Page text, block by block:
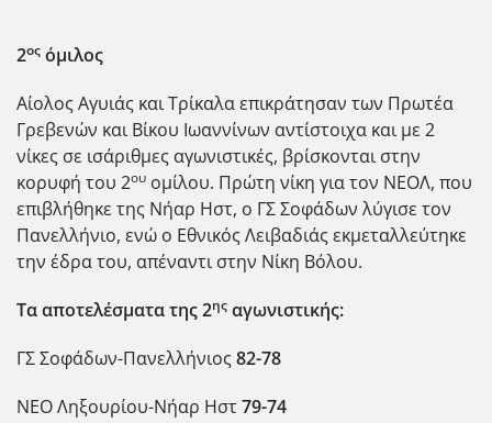
2ος όμιλος
Αίολος Αγυιάς και Τρίκαλα επικράτησαν των Πρωτέα
Γρεβενών και Βίκου Ιωαννίνων αντίστοιχα και με 2
νίκες σε ισάριθμες αγωνιστικές, βρίσκονται στην
κορυφή του 2ου ομίλου. Πρώτη νίκη για τον ΝΕΟΛ, που
επιβλήθηκε της Νήαρ Ηστ, ο ΓΣ Σοφάδων λύγισε τον
Πανελλήνιο, ενώ ο Εθνικός Λειβαδιάς εκμεταλλεύτηκε
την έδρα του, απέναντι στην Νίκη Βόλου.
Τα αποτελέσματα της 2ης αγωνιστικής:
ΓΣ Σοφάδων-Πανελλήνιος82-78
ΝΕΟ Ληξουρίου-Νήαρ Ηστ79-74